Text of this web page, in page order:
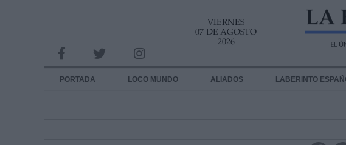
VIERNES
07 DE AGOSTO
2026
PORTADA LOCO MUNDO ALIADOS LABERINTO
INFORMACION SOBRE LA PROTECCIÓN DE TUS DATOS
Responsable: